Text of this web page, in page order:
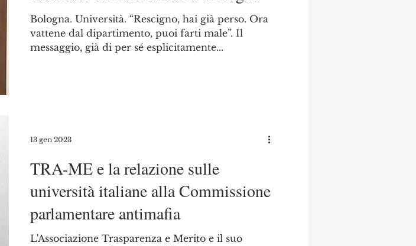
Bologna. Università. “Rescigno, hai già perso. Ora
vattene dal dipartimento, puoi farti male”. Il
messaggio, già di per sé esplicitamente...
TRA-ME e la relazione sulle
università italiane alla Commissione
parlamentare antimafia
L'Associazione Trasparenza e Merito e il suo
13 gen 2023